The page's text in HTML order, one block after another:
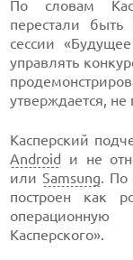
По словам
перестали быть
сессии
управлять
утверждается, не
Касперский
Android и не
илиSamsung. По
построен как
Касперского».